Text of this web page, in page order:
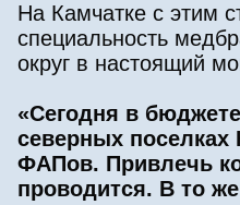
На Камчатке с этим
специальность
округ в настоящий
«Сегодня в
северных поселках
ФАПов. Привлечь
проводится. В то